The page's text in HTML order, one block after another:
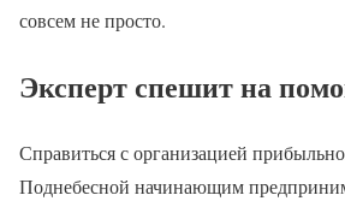
совсем не просто.
Эксперт спешит на
Справиться с организацией
Поднебесной начинающим